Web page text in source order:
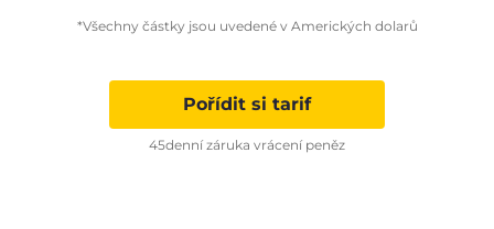
*Všechny částky jsou uvedené v Amerických dolarů
Pořídit si tarif
45denní záruka vrácení peněz